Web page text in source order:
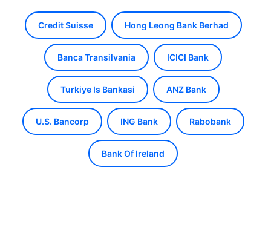
Credit Suisse Hong Leong Bank Berhad
Banca Transilvania ICICI Bank
Turkiye Is Bankasi ANZ Bank
U.S. Bancorp ING Bank Rabobank
Bank Of Ireland